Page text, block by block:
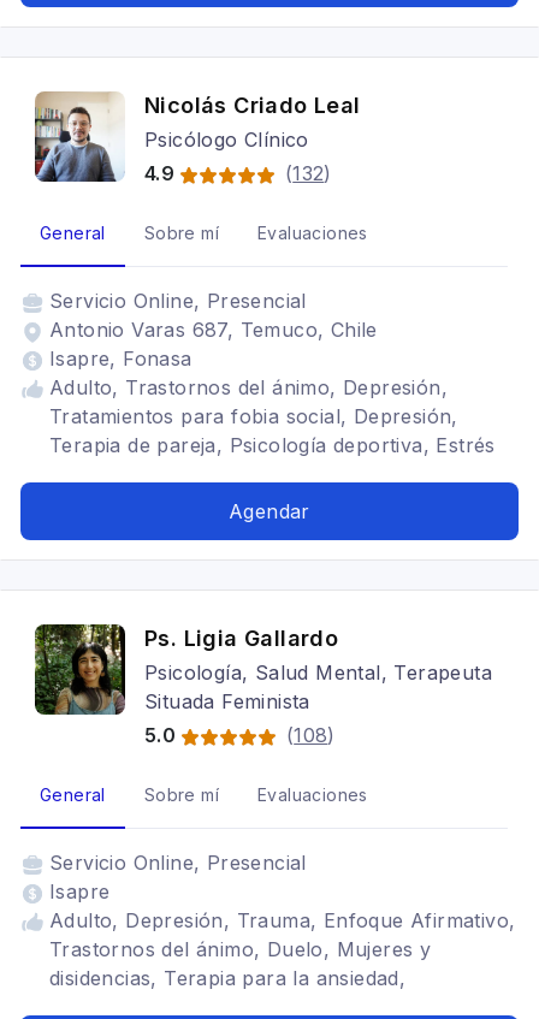
Nicolás Criado Leal
Psicólogo Clínico
4.9
(132)
General Sobre mí Evaluaciones
Servicio Online, Presencial
Antonio Varas 687, Temuco, Chile
Isapre, Fonasa
Adulto, Trastornos del ánimo, Depresión,
Tratamientos para fobia social, Depresión,
Terapia de pareja, Psicología deportiva, Estrés
Agendar
Ps. Ligia Gallardo
Psicología, Salud Mental, Terapeuta
Situada Feminista
5.0
(108)
General Sobre mí Evaluaciones
Servicio Online, Presencial
Isapre
Adulto, Depresión, Trauma, Enfoque Afirmativo,
Trastornos del ánimo, Duelo, Mujeres y
disidencias, Terapia para la ansiedad,